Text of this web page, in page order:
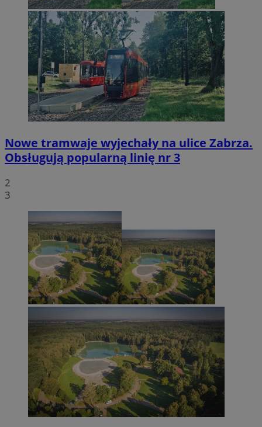
Nowe tramwaje wyjechały na ulice Zabrza.
Obsługują popularną linię nr 3
2
3